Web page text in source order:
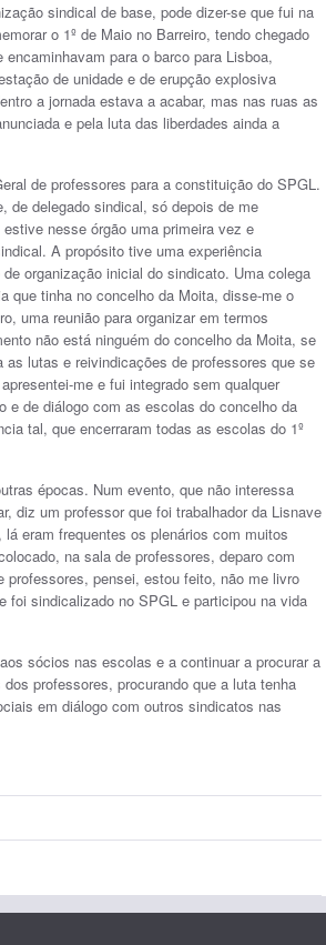
sindical de base, pode dizer-se que fui na
o 1º de Maio no Barreiro, tendo chegado
para o barco para Lisboa,
de unidade e de erupção explosiva
a jornada estava a acabar, mas nas ruas as
e pela luta das liberdades ainda a
de professores para a constituição do SPGL.
de delegado sindical, só depois de me
nesse órgão uma primeira vez e
A propósito tive uma experiência
organização inicial do sindicato. Uma colega
que tinha no concelho da Moita, disse-me o
uma reunião para organizar em termos
não está ninguém do concelho da Moita, se
lutas e reivindicações de professores que se
me e fui integrado sem qualquer
e de diálogo com as escolas do concelho da
tal, que encerraram todas as escolas do 1º
épocas. Num evento, que não interessa
diz um professor que foi trabalhador da Lisnave
eram frequentes os plenários com muitos
na sala de professores, deparo com
professores, pensei, estou feito, não me livro
sindicalizado no SPGL e participou na vida
sócios nas escolas e a continuar a procurar a
professores, procurando que a luta tenha
em diálogo com outros sindicatos nas